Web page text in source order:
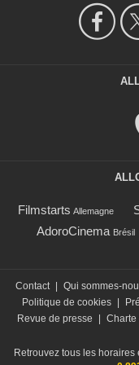
Filmstarts Allemagne
AdoroCinema Brésil
Contact Qui sommes-
Politique de cookies
Revue de presse
Charte
Retrouvez tous les